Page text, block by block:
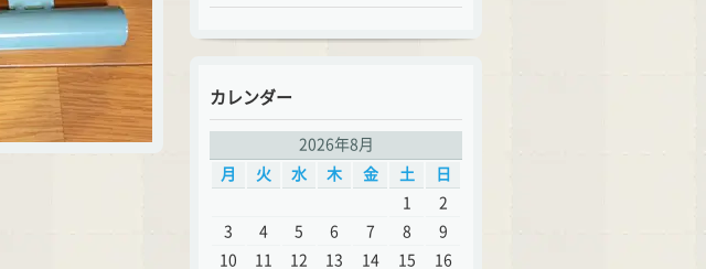
カレンダー
2026年8月
月
火 水 木 金 土
日
1
2
3
4 5 6 7 8
9
10
11 12 13 14 15
16